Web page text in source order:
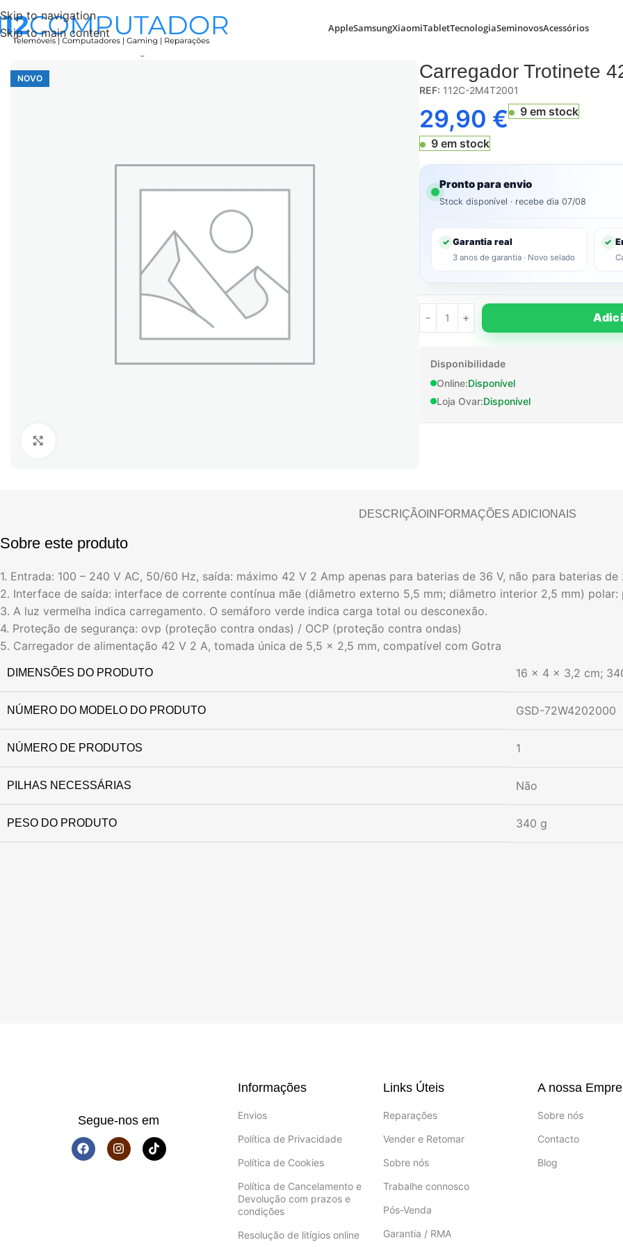
Skip to navigation
Skip to main content
AppleSamsungXiaomiTabletTecnologiaSeminovosAcessórios
NOVO Carregador Trotinete
REF: 112C-2M4T2001
29,90 € 9 em stock
9 em stock
Pronto para envio
Stock disponível · recebe dia 07/08
✓ Garantia real
3 anos de garantia · Novo selado
✓
Disponibilidade
Online:Disponível
Loja Ovar:Disponível
DESCRIÇÃOINFORMAÇÕES ADICIONAIS
Sobre este produto
1. Entrada: 100 – 240 V AC, 50/60 Hz, saída: máximo 42 V 2 Amp apenas para baterias de 36 V, não para baterias de
2. Interface de saída: interface de corrente contínua mãe (diâmetro externo 5,5 mm; diâmetro interior 2,5 mm)
3. A luz vermelha indica carregamento. O semáforo verde indica carga total ou desconexão.
4. Proteção de segurança: ovp (proteção contra ondas) / OCP (proteção contra ondas)
5. Carregador de alimentação 42 V 2 A, tomada única de 5,5 x 2,5 mm, compatível com Gotra
DIMENSÕES DO PRODUTO ‎16 x 4 x 3,2 cm;
NÚMERO DO MODELO DO PRODUTO ‎GSD-72W4202000
NÚMERO DE PRODUTOS ‎1
PILHAS NECESSÁRIAS ‎Não
PESO DO PRODUTO ‎340 g
Segue-nos em
Informações
Envios
Política de Privacidade
Política de Cookies
Política de Cancelamento e
Devolução com prazos e
condições
Resolução de litígios online
Links Úteis
Reparações
Vender e Retomar
Sobre nós
Trabalhe connosco
Pós-Venda
Garantia / RMA
A nossa
Sobre nós
Contacto
Blog